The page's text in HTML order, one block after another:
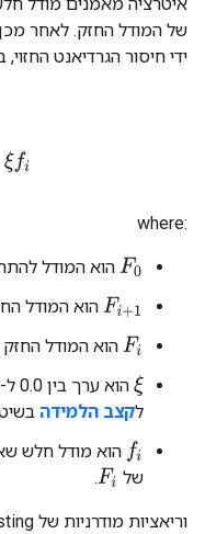
של המודל החזק. לאחר
ידי חיסור הגרדיאנט
where:‎
F0
הוא המודל
Fi+1
הוא המודל
Fi
הוא המודל החזק
ξהוא ערך בין 0.0 ל-1.0 שנקרא
לקצב הלמידה
f הוא מודל חלש
של
Fi
.